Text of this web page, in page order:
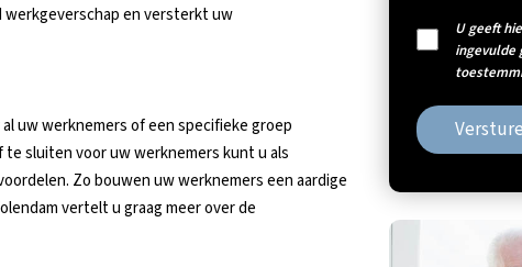
werkgeverschap en versterkt uw
uw werknemers of een specifieke groep
sluiten voor uw werknemers kunt u als
Zo bouwen uw werknemers een aardige
vertelt u graag meer over de
U geeft
ingevulde